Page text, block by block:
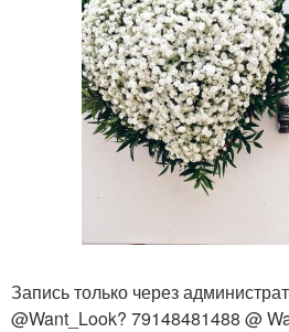
Запись только через
@Want_Look? 79148481488 @